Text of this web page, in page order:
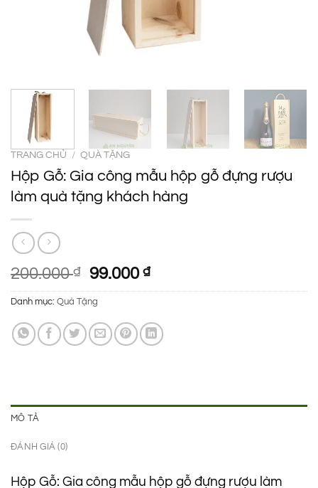
TRANG CHỦ / QUÀ TẶNG
Hộp Gỗ: Gia công mẫu hộp gỗ đựng rượu
làm quà tặng khách hàng
200.000₫
Giá
gốc
là:
200.000 ₫.
99.000₫Giá
hiện
là:
99.000 ₫.
Danh mục: Quà Tặng
MÔ TẢ
ĐÁNH GIÁ (0)
Hộp Gỗ: Gia công mẫu hộp gỗ đựng rượu làm